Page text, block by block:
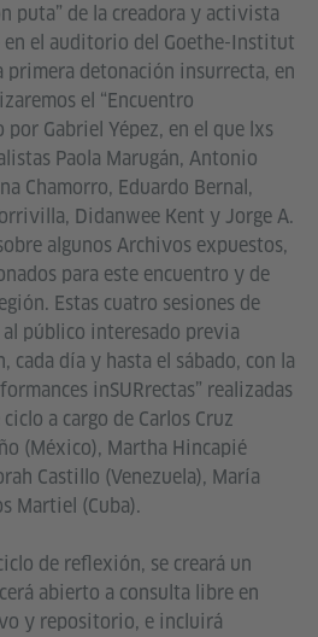
puta” de la creadora y activista
el auditorio del Goethe-Institut
primera detonación insurrecta, en
el “Encuentro
por Gabriel Yépez, en el que lxs
Paola Marugán, Antonio
Chamorro, Eduardo Bernal,
Didanwee Kent y Jorge A.
algunos Archivos expuestos,
para este encuentro y de
Estas cuatro sesiones de
público interesado previa
cada día y hasta el sábado, con la
inSURrectas” realizadas
a cargo de Carlos Cruz
(México), Martha Hincapié
Castillo (Venezuela), María
Martiel (Cuba).
de reflexión, se creará un
abierto a consulta libre en
y repositorio, e incluirá